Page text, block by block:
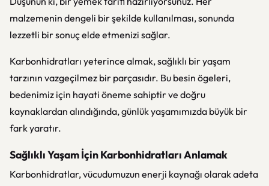
malzemenin dengeli bir şekilde kullanılması, sonunda
lezzetli bir sonuç elde etmenizi sağlar.
Karbonhidratları yeterince almak, sağlıklı bir yaşam
tarzının vazgeçilmez bir parçasıdır. Bu besin ögeleri,
bedenimiz için hayati öneme sahiptir ve doğru
kaynaklardan alındığında, günlük yaşamımızda büyük bir
fark yaratır.
Sağlıklı Yaşam İçin Karbonhidratları Anlamak
Karbonhidratlar, vücudumuzun enerji kaynağı olarak adeta